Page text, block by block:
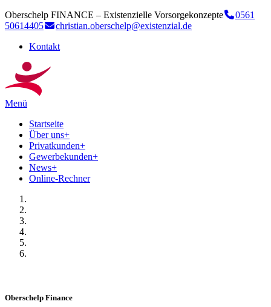
Oberschelp FINANCE – Existenzielle Vorsorgekonzepte
0561
50614405
christian.oberschelp@existenzial.de
Kontakt
Menü
Startseite
Über uns+
Privatkunden+
Gewerbekunden+
News+
Online-Rechner
Oberschelp Finance